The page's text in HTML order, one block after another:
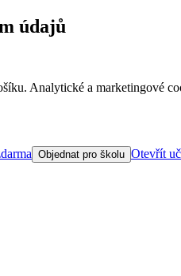
údajů
Analytické a marketingové
Objednat pro školu Otevřít